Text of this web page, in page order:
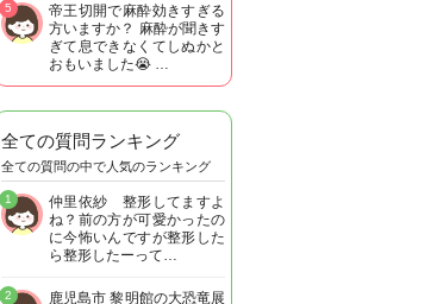
帝王切開で麻酔効きすぎる
方いますか？ 麻酔が聞きす
ぎて息できなくてしぬかと
おもいました😭 …
5
全ての質問ランキング
全ての質問の中で人気のランキング
仲里依紗 整形してますよ
ね？前の方が可愛かったの
に今怖いんですが整形した
ら整形したーって…
1
鹿児島市 黎明館の大恐竜展
2